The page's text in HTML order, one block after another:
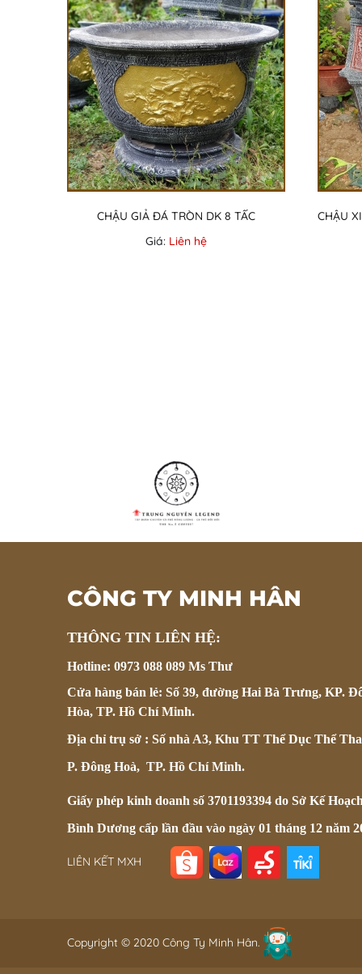
CHẬU GIẢ ĐÁ TRÒN DK 8 TẤC
Giá: Liên hệ
CÔNG TY MINH HÂN
THÔNG TIN LIÊN HỆ:
Hotline: 0973 088 089 Ms Thư
Cửa hàng bán lẻ: Số 39, đường Hai Bà Trưng, KP.
Hòa, TP. Hồ Chí Minh.
Địa chỉ trụ sở : Số nhà A3, Khu TT Thể Dục Thể
P. Đông Hoà, TP. Hồ Chí Minh.
Giấy phép kinh doanh số 3701193394 do Sở Kế
Bình Dương cấp lần đầu vào ngày 01 tháng 12 năm
LIÊN KẾT MXH
Copyright © 2020 Công Ty Minh Hân.